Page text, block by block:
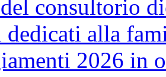
consultorio
alla
2026 in